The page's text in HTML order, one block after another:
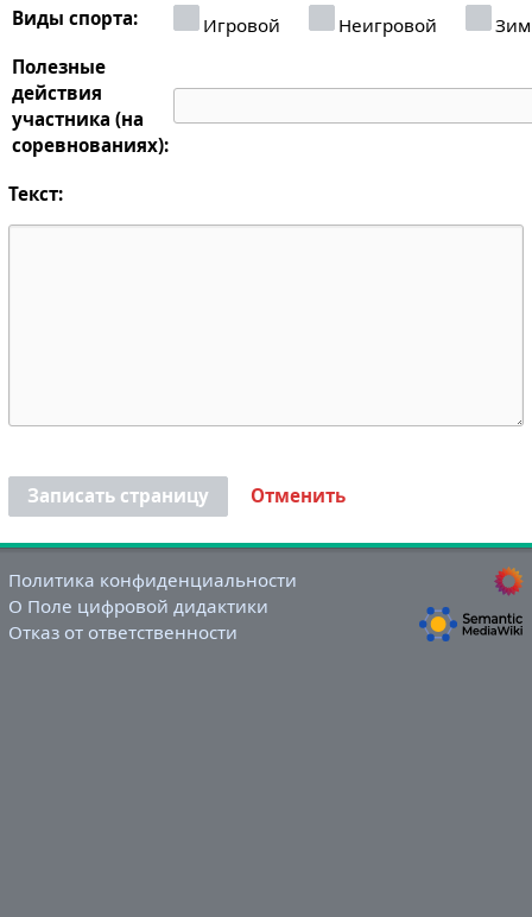
Виды спорта:
Игровой Неигровой
Полезные
действия
участника (на
соревнованиях):
Текст:
Записать страницу Отменить
Политика конфиденциальности
О Поле цифровой дидактики
Отказ от ответственности